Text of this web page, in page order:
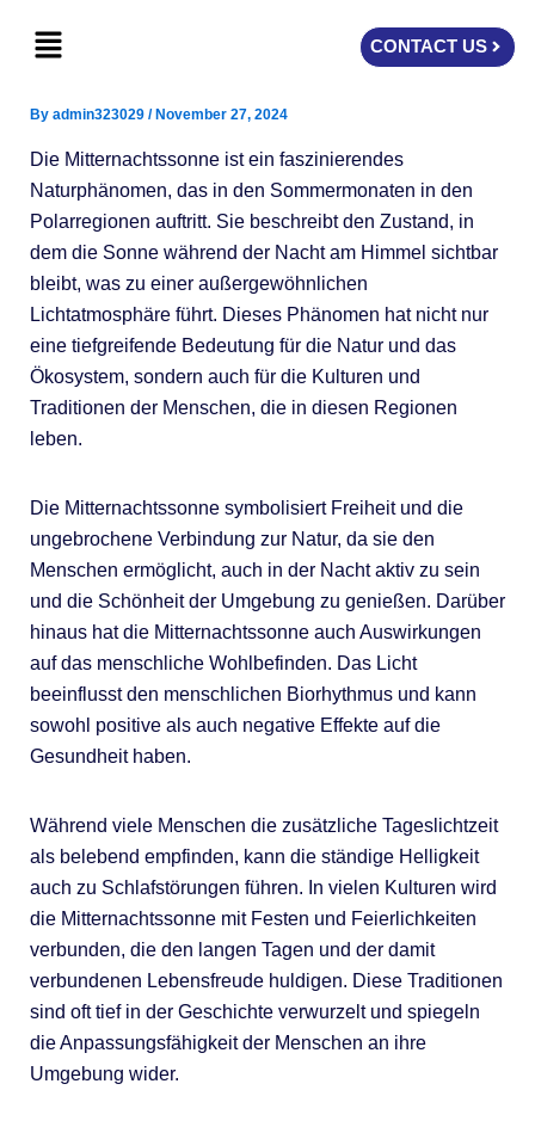
Menu CONTACT US
By admin323029 / November 27, 2024
Die Mitternachtssonne ist ein faszinierendes
Naturphänomen, das in den Sommermonaten in den
Polarregionen auftritt. Sie beschreibt den Zustand, in
dem die Sonne während der Nacht am Himmel sichtbar
bleibt, was zu einer außergewöhnlichen
Lichtatmosphäre führt. Dieses Phänomen hat nicht nur
eine tiefgreifende Bedeutung für die Natur und das
Ökosystem, sondern auch für die Kulturen und
Traditionen der Menschen, die in diesen Regionen
leben.
Die Mitternachtssonne symbolisiert Freiheit und die
ungebrochene Verbindung zur Natur, da sie den
Menschen ermöglicht, auch in der Nacht aktiv zu sein
und die Schönheit der Umgebung zu genießen. Darüber
hinaus hat die Mitternachtssonne auch Auswirkungen
auf das menschliche Wohlbefinden. Das Licht
beeinflusst den menschlichen Biorhythmus und kann
sowohl positive als auch negative Effekte auf die
Gesundheit haben.
Während viele Menschen die zusätzliche Tageslichtzeit
als belebend empfinden, kann die ständige Helligkeit
auch zu Schlafstörungen führen. In vielen Kulturen wird
die Mitternachtssonne mit Festen und Feierlichkeiten
verbunden, die den langen Tagen und der damit
verbundenen Lebensfreude huldigen. Diese Traditionen
sind oft tief in der Geschichte verwurzelt und spiegeln
die Anpassungsfähigkeit der Menschen an ihre
Umgebung wider.